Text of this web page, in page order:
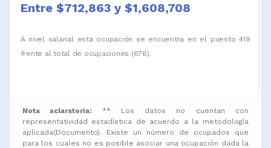
Entre $712,863 y $1,608,708
A nivel salarial esta ocupación se encuentra en el puesto 419
frente al total de ocupaciones (676).
Nota aclaratoria:
** Los datos no cuentan con
representatividad estadística de acuerdo a la metodología
aplicada(Documento). Existe un número de ocupados que
para los cuales no es posible asociar una ocupación dada la